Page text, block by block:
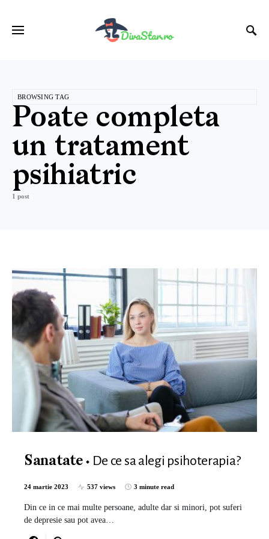
BROWSING TAG
Poate completa
un tratament
psihiatric
1 post
Sanatate De ce sa alegi psihoterapia?
24 martie 2023 537 views 3 minute read
Din ce in ce mai multe persoane, adulte dar si minori, pot suferi
de depresie sau pot avea…